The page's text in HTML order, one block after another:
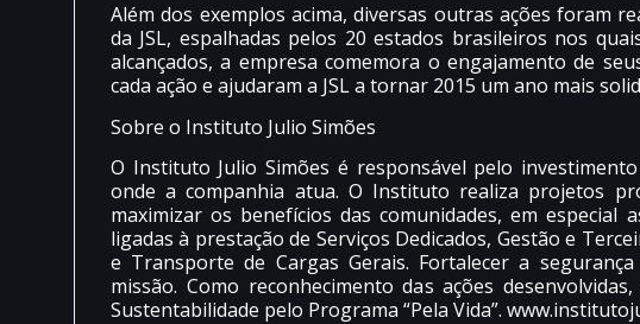
Além dos exemplos acima, diversas outras ações foram
da JSL, espalhadas pelos 20 estados brasileiros nos
alcançados, a empresa comemora o engajamento de
cada ação e ajudaram a JSL a tornar 2015 um ano mais
Sobre o Instituto Julio Simões
O Instituto Julio Simões é responsável pelo
onde a companhia atua. O Instituto realiza projetos
maximizar os benefícios das comunidades, em especial
ligadas à prestação de Serviços Dedicados, Gestão e
e Transporte de Cargas Gerais. Fortalecer a
missão. Como reconhecimento das ações
Sustentabilidade pelo Programa “Pela Vida”.